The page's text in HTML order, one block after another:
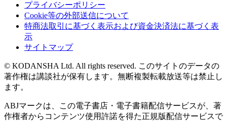
プライバシーポリシー
Cookie等の外部送信について
特商法取引に基づく表示および資金決済法に基づく表
示
サイトマップ
© KODANSHA Ltd. All rights reserved. このサイトのデータの
著作権は講談社が保有します。無断複製転載放送等は禁止し
ます。
ABJマークは、この電子書店・電子書籍配信サービスが、著
作権者からコンテンツ使用許諾を得た正規版配信サービスで